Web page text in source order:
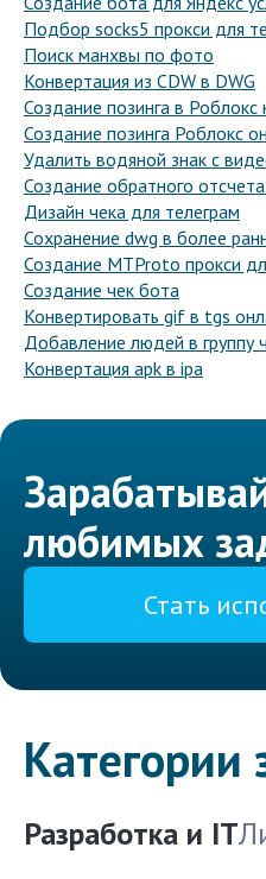
Подбор socks5 прокси для
Поиск манхвы по фото
Конвертация из CDW в DWG
Создание позинга в Роблокс
Создание позинга Роблокс
Удалить водяной знак с
Создание обратного
Дизайн чека для телеграм
Сохранение dwg в более
Создание MTProto прокси
Создание чек бота
Конвертировать gif в tgs
Добавление людей в группу
Конвертация apk в ipa
любимых
Стать
Категории
Разработка и IT